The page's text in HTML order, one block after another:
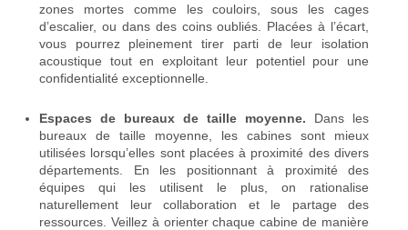
zones mortes comme les couloirs, sous les cages
d’escalier, ou dans des coins oubliés. Placées à l’écart,
vous pourrez pleinement tirer parti de leur isolation
acoustique tout en exploitant leur potentiel pour une
confidentialité exceptionnelle.
Espaces de bureaux de taille moyenne. Dans les
bureaux de taille moyenne, les cabines sont mieux
utilisées lorsqu’elles sont placées à proximité des divers
départements. En les positionnant à proximité des
équipes qui les utilisent le plus, on rationalise
naturellement leur collaboration et le partage des
ressources. Veillez à orienter chaque cabine de manière